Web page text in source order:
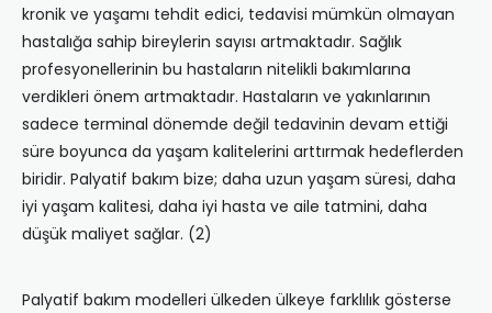
kronik ve yaşamı tehdit edici, tedavisi mümkün olmayan
hastalığa sahip bireylerin sayısı artmaktadır. Sağlık
profesyonellerinin bu hastaların nitelikli bakımlarına
verdikleri önem artmaktadır. Hastaların ve yakınlarının
sadece terminal dönemde değil tedavinin devam ettiği
süre boyunca da yaşam kalitelerini arttırmak hedeflerden
biridir. Palyatif bakım bize; daha uzun yaşam süresi, daha
iyi yaşam kalitesi, daha iyi hasta ve aile tatmini, daha
düşük maliyet sağlar. (2)
Palyatif bakım modelleri ülkeden ülkeye farklılık gösterse